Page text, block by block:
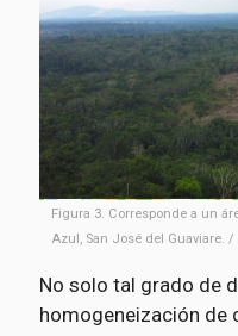
Figura 3. Corresponde a un
Azul, San José del Guaviare.
No solo tal grado de
homogeneización de